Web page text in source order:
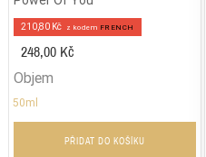
210,80 Kč z kodem FRENCH
248,00 Kč
Objem
50ml
PŘIDAT DO KOŠÍKU